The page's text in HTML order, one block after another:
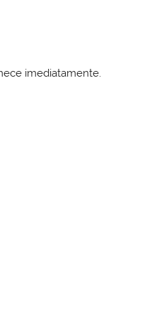
imediatamente.